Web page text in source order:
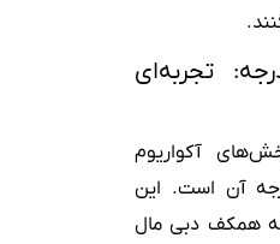
آکواریوم ۲۷۰ درجه: تجربه‌ای
آکواریوم
تونل شیشه‌ای ۲۷۰ درجه آن است. این
در طبقه همکف دبی مال